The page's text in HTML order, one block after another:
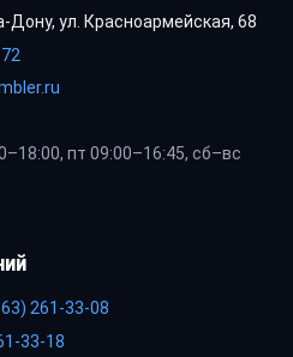
Дону, ул. Красноармейская, 68
пт 09:00–16:45, сб–вс
261-33-08
33-18